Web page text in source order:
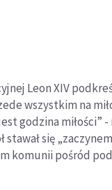
Leon XIV
wszystkim na
godzina miłości” -
stawał się
komunii pośród